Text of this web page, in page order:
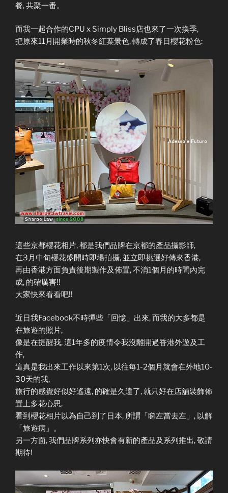
餐, 共聚一番。
而我一起合作的CPU x Simply Bliss店也來了一次換季,
把原來11月開業時的秋冬紅葉景色, 轉成了春日櫻花粉色:
這些京都櫻花相片, 都是我們品牌在京都的產品攝影師,
在3月中旬櫻花盛開時即場拍攝, 並立即挑選好傳來香港,
再由香港方面負責後期製作及佈置, 不消1個月的時間內完
成, 的確厲害!!
大家快來看看吧!!
近日我Facebook不時彈些「回憶」出來, 而我的大多都是
在旅遊的照片,
像是在提醒我, 這1年多的疫情令我沒離開過香港外遊及工
作,
這真是我出來工作以來第1次, 以往每1-2個月就會在外地10-
30天的我,
旅行的感覺好似好遙遠, 的確是久違了, 就只好在店舖裝飾佈
置上多花心思,
看到櫻花相片以為自己到了日本, 所謂「睇左當去左」, 以解
「旅遊病」。
另一方面, 我們品牌系列亦快會有新的產品及系列推出, 敬請
期待!